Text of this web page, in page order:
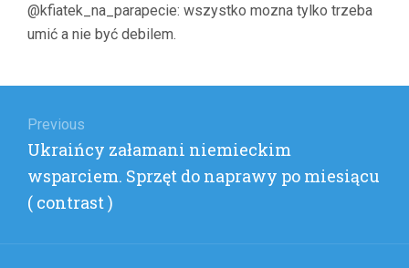
ŚMIERCI
(
@kfiatek_na_parapecie: wszystko mozna tylko trzeba
umić a nie być debilem.
wpisu
Previous
Previous
post:
Ukraińcy załamani niemieckim
wsparciem. Sprzęt do naprawy po miesiącu
( contrast )